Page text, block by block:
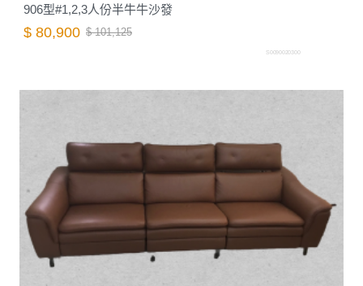
906型#1,2,3人份半牛牛沙發
$ 80,900 $ 101,125
S0090020300